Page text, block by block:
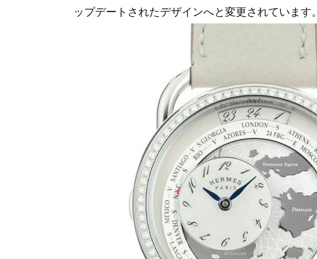
ップデートされたデザインへと変更されています。